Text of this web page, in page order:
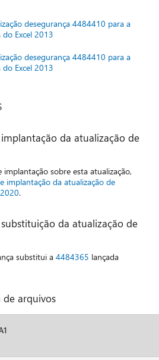
desegurança 4484410 para a
Excel 2013
desegurança 4484410 para a
Excel 2013
da atualização de
sobre esta atualização,
implantação da atualização de
.
da atualização de
substitui a4484365 lançada
de arquivos